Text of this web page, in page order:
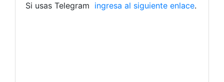
Si usas Telegram ingresa al siguiente enlace.